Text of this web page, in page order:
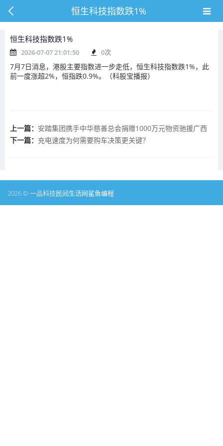
恒生科技指数跌1%
恒生科技指数跌1%
2026-07-07 21:01:50 0次
7月7日消息，港股主要指数进一步走低，恒生科技指数跌1%，此
前一度涨超2%，恒指跌0.9%。（科股宝播报）
上一篇： 安踏集团携手中华慈善总会捐赠1000万元物资驰援广西
下一篇： 充电速度为何需要购车决策更关键？
2026 © 一品科技民间生活网鲨鱼编程